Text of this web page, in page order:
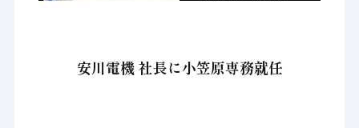
安川電機 社長に小笠原専務就任